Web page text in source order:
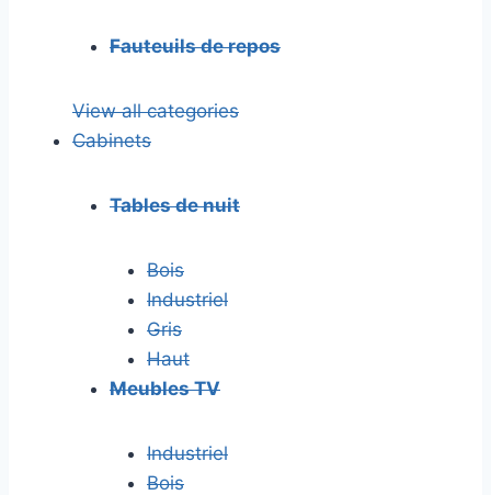
Fauteuils de repos
View all categories
Cabinets
Tables de nuit
Bois
Industriel
Gris
Haut
Meubles TV
Industriel
Bois